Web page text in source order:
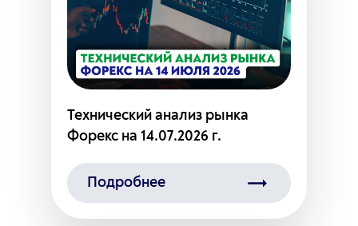
Технический анализ рынка
Форекс на 14.07.2026 г.
Подробнее